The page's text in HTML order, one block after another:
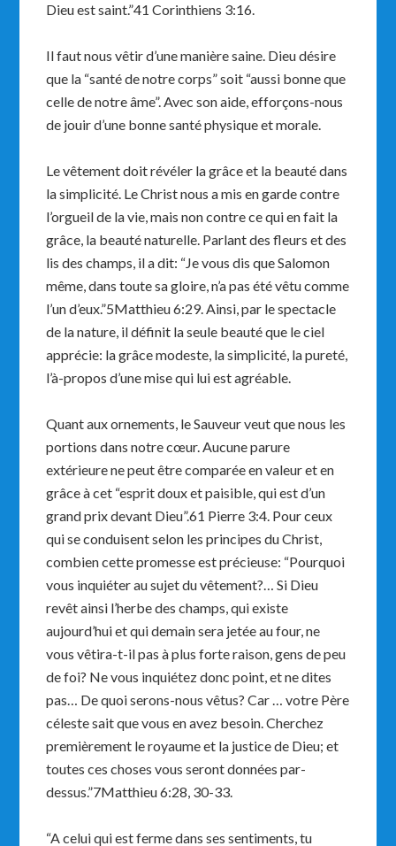
Dieu est saint.”41 Corinthiens 3:16.
Il faut nous vêtir d’une manière saine. Dieu désire
que la “santé de notre corps” soit “aussi bonne que
celle de notre âme”. Avec son aide, efforçons-nous
de jouir d’une bonne santé physique et morale.
Le vêtement doit révéler la grâce et la beauté dans
la simplicité. Le Christ nous a mis en garde contre
l’orgueil de la vie, mais non contre ce qui en fait la
grâce, la beauté naturelle. Parlant des fleurs et des
lis des champs, il a dit: “Je vous dis que Salomon
même, dans toute sa gloire, n’a pas été vêtu comme
l’un d’eux.”5Matthieu 6:29. Ainsi, par le spectacle
de la nature, il définit la seule beauté que le ciel
apprécie: la grâce modeste, la simplicité, la pureté,
l’à-propos d’une mise qui lui est agréable.
Quant aux ornements, le Sauveur veut que nous les
portions dans notre cœur. Aucune parure
extérieure ne peut être comparée en valeur et en
grâce à cet “esprit doux et paisible, qui est d’un
grand prix devant Dieu”.61 Pierre 3:4. Pour ceux
qui se conduisent selon les principes du Christ,
combien cette promesse est précieuse: “Pourquoi
vous inquiéter au sujet du vêtement?… Si Dieu
revêt ainsi l’herbe des champs, qui existe
aujourd’hui et qui demain sera jetée au four, ne
vous vêtira-t-il pas à plus forte raison, gens de peu
de foi? Ne vous inquiétez donc point, et ne dites
pas… De quoi serons-nous vêtus? Car … votre Père
céleste sait que vous en avez besoin. Cherchez
premièrement le royaume et la justice de Dieu; et
toutes ces choses vous seront données par-
dessus.”7Matthieu 6:28, 30-33.
“A celui qui est ferme dans ses sentiments, tu